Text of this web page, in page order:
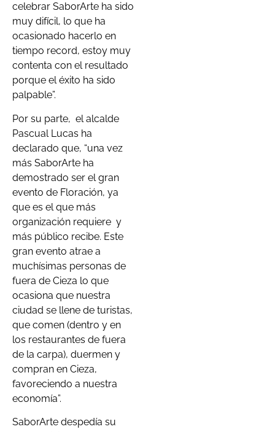
celebrar SaborArte ha sido
muy difícil, lo que ha
ocasionado hacerlo en
tiempo record, estoy muy
contenta con el resultado
porque el éxito ha sido
palpable”.
Por su parte, el alcalde
Pascual Lucas ha
declarado que, “una vez
más SaborArte ha
demostrado ser el gran
evento de Floración, ya
que es el que más
organización requiere y
más público recibe. Este
gran evento atrae a
muchísimas personas de
fuera de Cieza lo que
ocasiona que nuestra
ciudad se llene de turistas,
que comen (dentro y en
los restaurantes de fuera
de la carpa), duermen y
compran en Cieza,
favoreciendo a nuestra
economía”.
SaborArte despedía su